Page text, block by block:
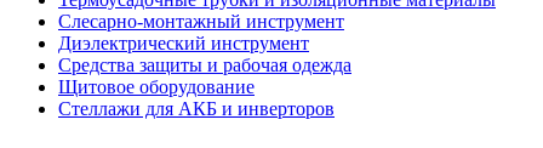
Слесарно-монтажный инструмент
Диэлектрический инструмент
Средства защиты и рабочая одежда
Щитовое оборудование
Стеллажи для АКБ и инверторов